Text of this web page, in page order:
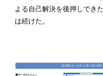
よる自己解決を後押しでき
は続けた。